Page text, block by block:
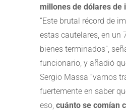
millones de dólares de
“Este brutal récord de
estas cautelares, en un
bienes terminados”,
funcionario, y añadió
Sergio Massa “vamos
fuertemente en saber
eso, cuánto se comían